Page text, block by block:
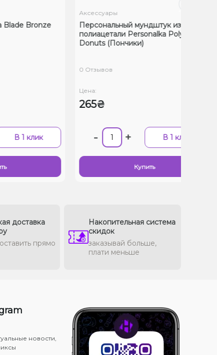
Blade Bronze
В 1 клик
Аксессуары
Персональный мундштук из
полиацетали Personalka Poly
Donuts (Пончики)
0 Отзывов
Цена:
265₴
- + В 1 клик
Купить
доставка
прямо
Накопительная система
скидок
заказывай больше,
плати меньше
новости,